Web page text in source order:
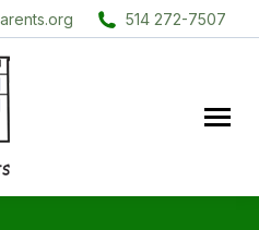
514 272-7507